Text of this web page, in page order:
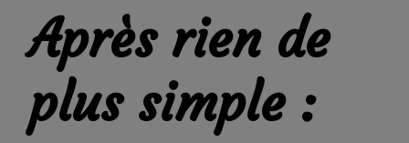
Après rien de
plus simple :